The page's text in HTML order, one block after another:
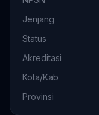
Jenjang
Status
Akreditasi
Kota/Kab
Provinsi